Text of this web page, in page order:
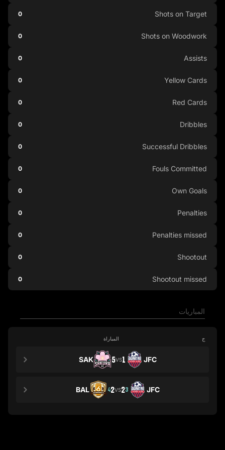
المباريات
ج المباراة
JFC
1
VS
5
SAK
JFC
3
2
VS
2
4
BAL
Shots on Target
0
Shots on Woodwork
0
Assists
0
Yellow Cards
0
Red Cards
0
Dribbles
0
Successful Dribbles
0
Fouls Committed
0
Own Goals
0
Penalties
0
Penalties missed
0
Shootout
0
Shootout missed
0